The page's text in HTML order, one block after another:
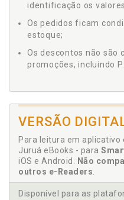
identificação os
Os pedidos ficam
estoque;
Os descontos não são
promoções, incluindo
VERSÃO
Para leitura em aplicativo
Juruá eBooks - para
iOS e Android.
Não
outros e-Readers
Disponível para as